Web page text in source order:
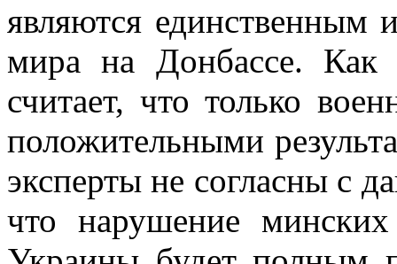
являются единственным
мира на Донбассе. Как
считает, что только
положительными
эксперты не согласны с
что нарушение